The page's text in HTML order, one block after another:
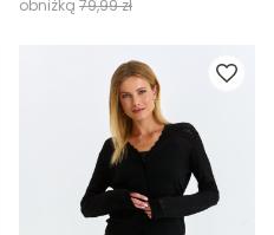
obniżką 79,99 zł